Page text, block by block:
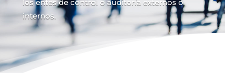
los entes de control o auditoría externos o
internos.